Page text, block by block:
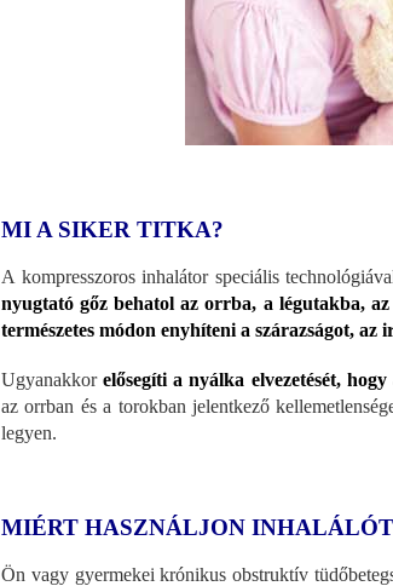
MI A SIKER TITKA?
A kompresszoros inhalátor speciális
nyugtató gőz behatol az orrba, a légutakba,
természetes módon enyhíteni a szárazságot,
Ugyanakkorelősegíti a nyálka elvezetését,
az orrban és a torokban jelentkező
legyen.
MIÉRT HASZNÁLJON
Ön vagy gyermekei krónikus obstruktív